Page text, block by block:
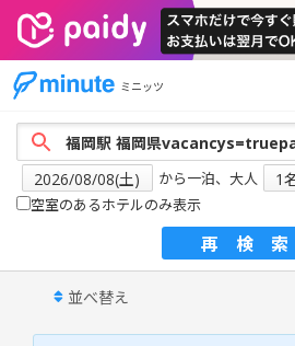
ミニッツ
から一泊、大人
空室のあるホテルのみ表示
再検索
並べ替え